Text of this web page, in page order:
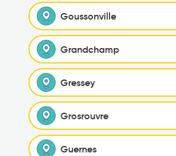
Goussonville
Grandchamp
Gressey
Grosrouvre
Guernes